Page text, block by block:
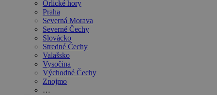
Orlické hory
Praha
Severná Morava
Severné Čechy
Slovácko
Stredné Čechy
Valašsko
Vysočina
Východné Čechy
Znojmo
…